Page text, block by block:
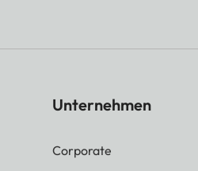
Unternehmen
Corporate